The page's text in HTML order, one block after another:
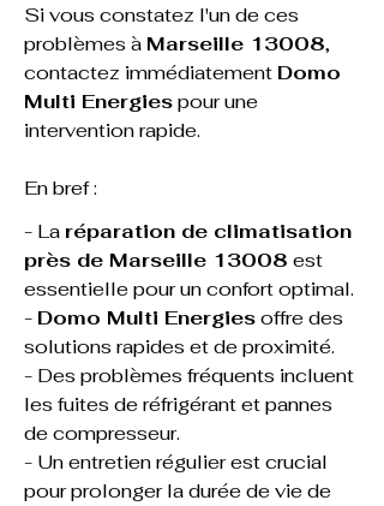
Si vous constatez l'un de ces
problèmes à Marseille 13008,
contactez immédiatement Domo
Multi Energies pour une
intervention rapide.
En bref :
- La réparation de climatisation
près de Marseille 13008 est
essentielle pour un confort optimal.
- Domo Multi Energies offre des
solutions rapides et de proximité.
- Des problèmes fréquents incluent
les fuites de réfrigérant et pannes
de compresseur.
- Un entretien régulier est crucial
pour prolonger la durée de vie de